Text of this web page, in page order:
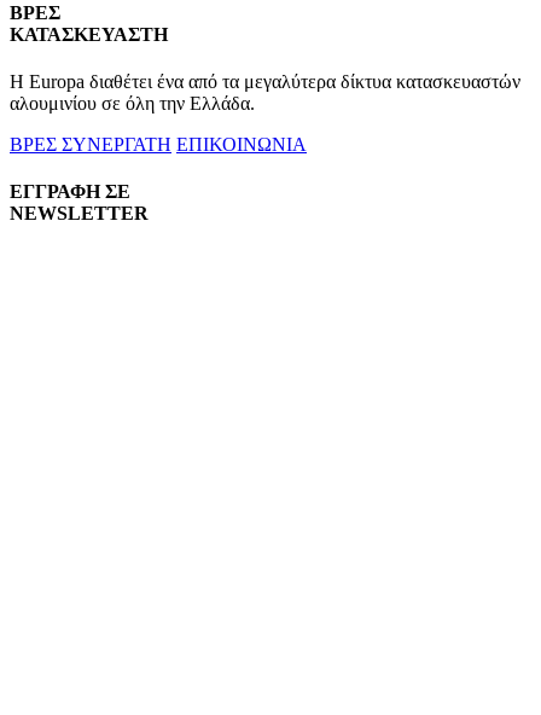
ΒΡΕΣ
ΚΑΤΑΣΚΕΥΑΣΤΗ
Η Europa διαθέτει ένα από τα μεγαλύτερα δίκτυα κατασκευαστών
αλουμινίου σε όλη την Ελλάδα.
ΒΡΕΣ ΣΥΝΕΡΓΑΤΗ ΕΠΙΚΟΙΝΩΝΙΑ
ΕΓΓΡΑΦΗ ΣΕ
NEWSLETTER